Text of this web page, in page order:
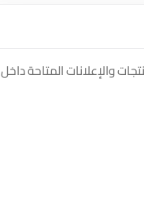
والإعلانات المتاحة داخل